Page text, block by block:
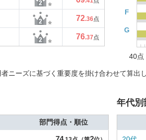
72.36点
76.37点
F
G
40点
ニーズに基づく重要度を掛け合わせて算出し
部門得点・順位
年代別